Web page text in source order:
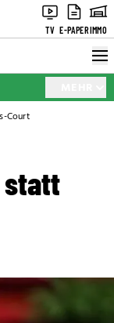
TV E-PAPERIMMO
Court
statt